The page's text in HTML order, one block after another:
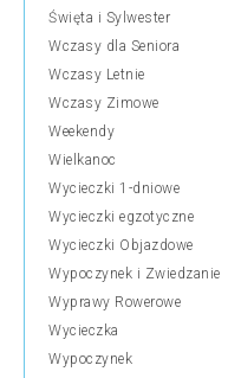
Święta i Sylwester
Wczasy dla Seniora
Wczasy Letnie
Wczasy Zimowe
Weekendy
Wielkanoc
Wycieczki 1-dniowe
Wycieczki egzotyczne
Wycieczki Objazdowe
Wypoczynek i Zwiedzanie
Wyprawy Rowerowe
Wycieczka
Wypoczynek